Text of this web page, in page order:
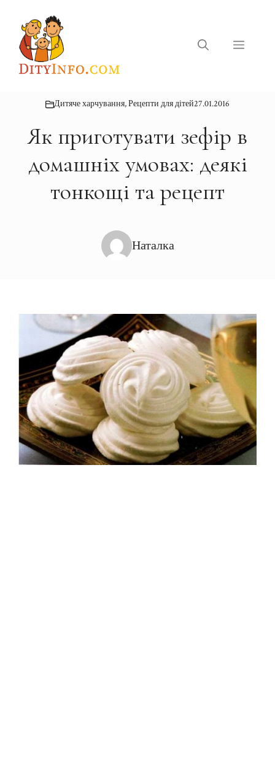
вмісту
Меню
Дитяче харчування,Рецепти для дітей27.01.2016
Як приготувати зефір в
домашніх умовах: деякі
тонкощі та рецепт
Наталка